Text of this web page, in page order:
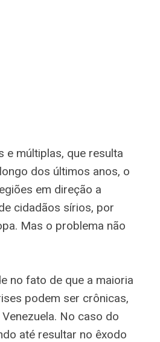
e múltiplas, que resulta
dos últimos anos, o
em direção a
cidadãos sírios, por
Mas o problema não
no fato de que a maioria
podem ser crônicas,
No caso do
até resultar no êxodo